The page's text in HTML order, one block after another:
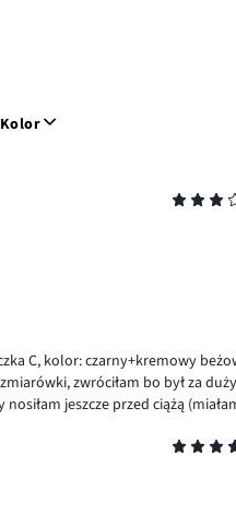
Kolor
C, kolor: czarny+kremowy
zwróciłam bo był za
jeszcze przed ciążą